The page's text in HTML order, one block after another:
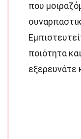
που
ποιότητα
εξερευνάτε